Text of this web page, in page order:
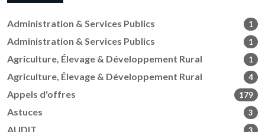
Administration & Services Publics 1
Administration & Services Publics 1
Agriculture, Élevage & Développement Rural 1
Agriculture, Élevage & Développement Rural 4
Appels d'offres 179
Astuces 3
AUDIT